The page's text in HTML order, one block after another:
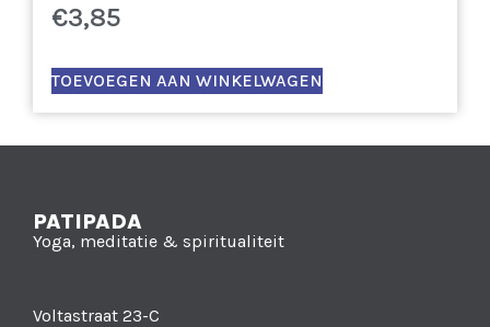
€3,85
TOEVOEGEN AAN WINKELWAGEN
PATIPADA
Yoga, meditatie & spiritualiteit
Voltastraat 23-C